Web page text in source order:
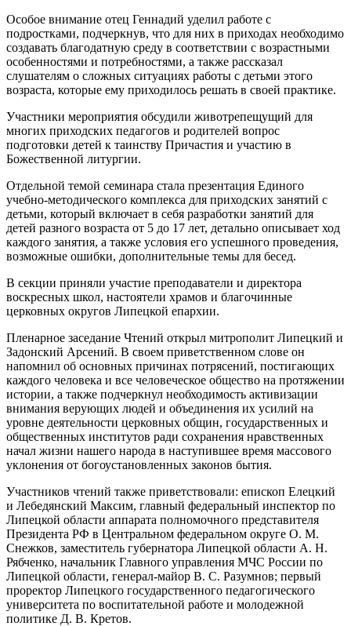
Особое внимание отец Геннадий уделил работе с
подростками, подчеркнув, что для них в приходах необходимо
создавать благодатную среду в соответствии с возрастными
особенностями и потребностями, а также рассказал
слушателям о сложных ситуациях работы с детьми этого
возраста, которые ему приходилось решать в своей практике.
Участники мероприятия обсудили животрепещущий для
многих приходских педагогов и родителей вопрос
подготовки детей к таинству Причастия и участию в
Божественной литургии.
Отдельной темой семинара стала презентация Единого
учебно-методического комплекса для приходских занятий с
детьми, который включает в себя разработки занятий для
детей разного возраста от 5 до 17 лет, детально описывает ход
каждого занятия, а также условия его успешного проведения,
возможные ошибки, дополнительные темы для бесед.
В секции приняли участие преподаватели и директора
воскресных школ, настоятели храмов и благочинные
церковных округов Липецкой епархии.
Пленарное заседание Чтений открыл митрополит Липецкий и
Задонский Арсений. В своем приветственном слове он
напомнил об основных причинах потрясений, постигающих
каждого человека и все человеческое общество на протяжении
истории, а также подчеркнул необходимость активизации
внимания верующих людей и объединения их усилий на
уровне деятельности церковных общин, государственных и
общественных институтов ради сохранения нравственных
начал жизни нашего народа в наступившее время массового
уклонения от богоустановленных законов бытия.
Участников чтений также приветствовали: епископ Елецкий
и Лебедянский Максим, главный федеральный инспектор по
Липецкой области аппарата полномочного представителя
Президента РФ в Центральном федеральном округе О. М.
Снежков, заместитель губернатора Липецкой области А. Н.
Рябченко, начальник Главного управления МЧС России по
Липецкой области, генерал-майор В. С. Разумнов; первый
проректор Липецкого государственного педагогического
университета по воспитательной работе и молодежной
политике Д. В. Кретов.